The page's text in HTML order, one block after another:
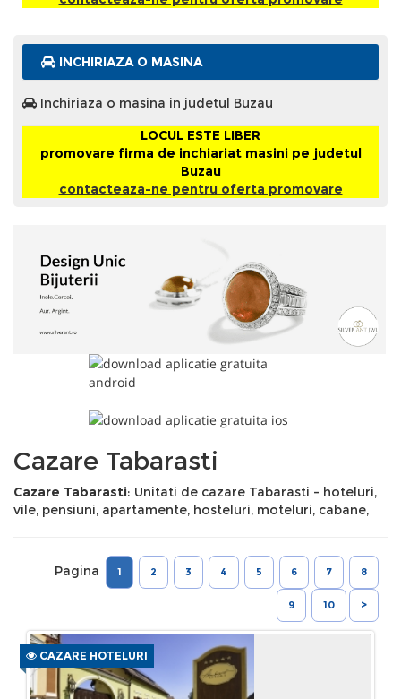
INCHIRIAZA O MASINA
Inchiriaza o masina in judetul Buzau
LOCUL ESTE LIBER
promovare firma de inchiariat masini pe judetul
Buzau
contacteaza-ne pentru oferta promovare
Cazare Tabarasti
Cazare Tabarasti: Unitati de cazare Tabarasti - hoteluri,
vile, pensiuni, apartamente, hosteluri, moteluri, cabane,
Pagina 1 2 3 4 5 6 7 8
9 10 >
CAZARE HOTELURI